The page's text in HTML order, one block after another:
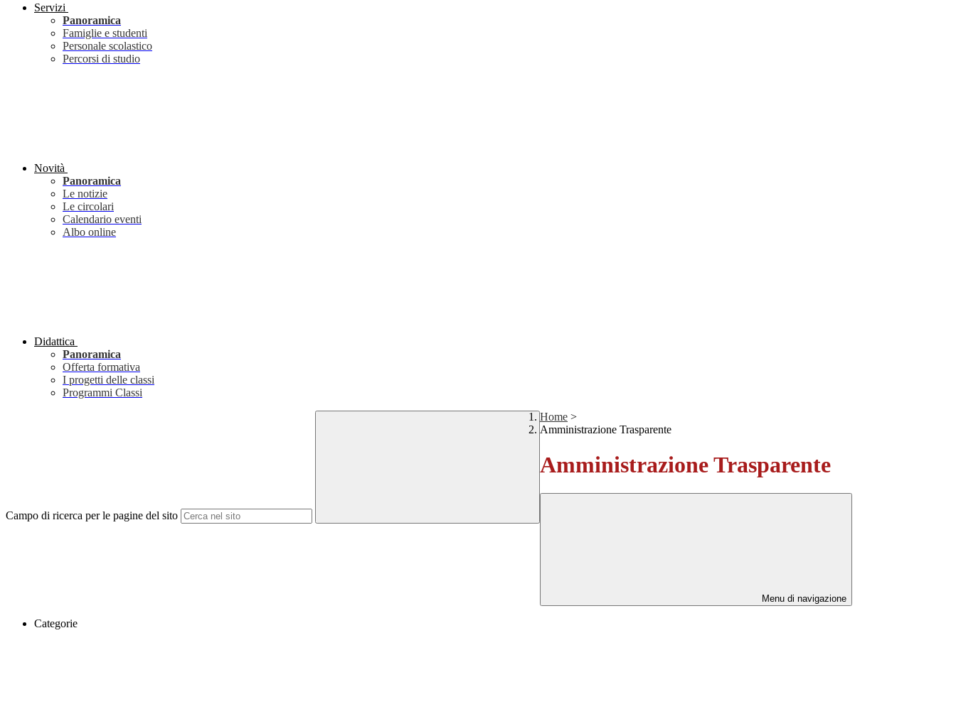
Servizi
Panoramica
Famiglie e studenti
Personale scolastico
Percorsi di studio
Novità
Panoramica
Le notizie
Le circolari
Calendario eventi
Albo online
Didattica
Panoramica
Offerta formativa
I progetti delle classi
Programmi Classi
Campo di ricerca per le pagine del sito
Home >
Amministrazione Trasparente
Amministrazione Trasparente
Menu di navigazione
Categorie